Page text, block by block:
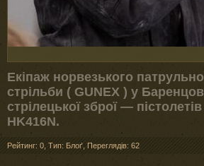
Екіпаж норвезького
стрільби ( GUNEX ) у
стрілецької зброї —
HK416N.
Рейтинг: 0 Тип: Блоґ Переглядів: 62